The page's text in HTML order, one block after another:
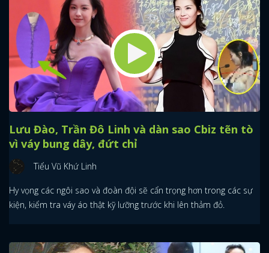
Lưu Đào, Trần Đô Linh và dàn sao Cbiz tẽn tò
vì váy bung dây, đứt chỉ
Tiểu Vũ Khứ Linh
Hy vọng các ngôi sao và đoàn đội sẽ cẩn trọng hơn trong các sự
kiện, kiểm tra váy áo thật kỹ lưỡng trước khi lên thảm đỏ.